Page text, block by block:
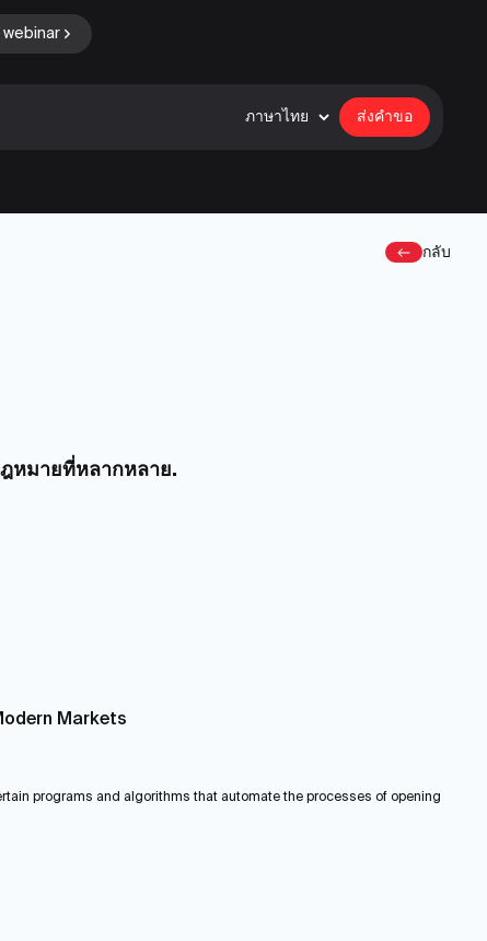
webinar
ภาษาไทย ส่งคำขอ
กลับ
หมายที่หลากหลาย.
Markets
programs and algorithms that automate the processes of opening